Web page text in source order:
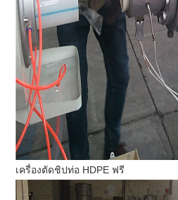
เครื่องตัดชิปท่อ HDPE ฟรี